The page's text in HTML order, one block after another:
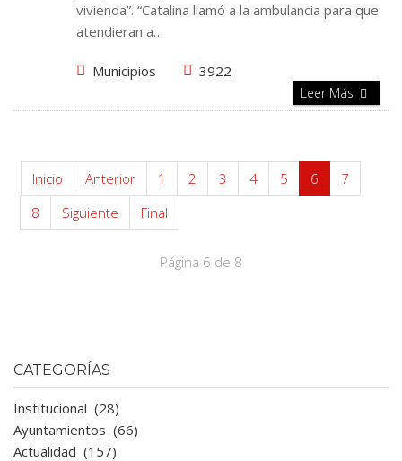
vivienda”. “Catalina llamó a la ambulancia para que
atendieran a…
Municipios 3922
Leer Más
Inicio Anterior 1 2 3 4 5 6
7
8
Siguiente Final
Página 6 de 8
CATEGORÍAS
Institucional (28)
Ayuntamientos (66)
Actualidad (157)